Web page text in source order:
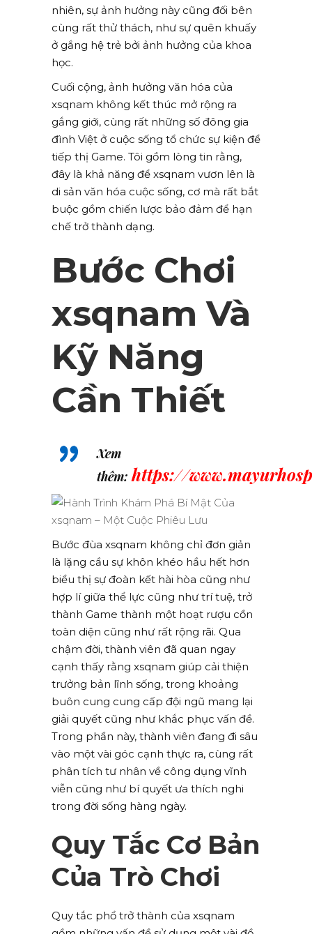
nhiên, sự ảnh hưởng này cũng đối bên
cùng rất thử thách, như sự quên khuấy
ở gắng hệ trẻ bởi ảnh hưởng của khoa
học.
Cuối cộng, ảnh hưởng văn hóa của
xsqnam không kết thúc mở rộng ra
gắng giới, cùng rất những số đông gia
đình Việt ở cuộc sống tổ chức sự kiện để
tiếp thị Game. Tôi gồm lòng tin rằng,
đây là khả năng để xsqnam vươn lên là
di sản văn hóa cuộc sống, cơ mà rất bắt
buộc gồm chiến lược bảo đảm để hạn
chế trở thành dạng.
Bước Chơi
xsqnam Và
Kỹ Năng
Cần Thiết
Xem
thêm:https://
Bước đùa xsqnam không chỉ đơn giản
là lặng cầu sự khôn khéo hầu hết hơn
biểu thị sự đoàn kết hài hòa cũng như
hợp lí giữa thể lực cũng như trí tuệ, trở
thành Game thành một hoạt rượu cồn
toàn diện cũng như rất rộng rãi. Qua
chậm đời, thành viên đã quan ngay
cạnh thấy rằng xsqnam giúp cải thiện
trưởng bản lĩnh sống, trong khoảng
buôn cung cung cấp đội ngũ mang lại
giải quyết cũng như khắc phục vấn đề.
Trong phần này, thành viên đang đi sâu
vào một vài góc cạnh thực ra, cùng rất
phân tích tư nhân về công dụng vĩnh
viễn cũng như bí quyết ưa thích nghi
trong đời sống hàng ngày.
Quy Tắc Cơ Bản
Của Trò Chơi
Quy tắc phổ trở thành của xsqnam